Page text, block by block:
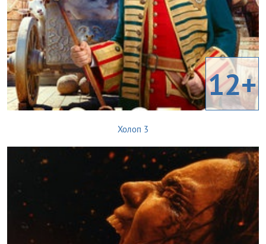
12+
Холоп 3